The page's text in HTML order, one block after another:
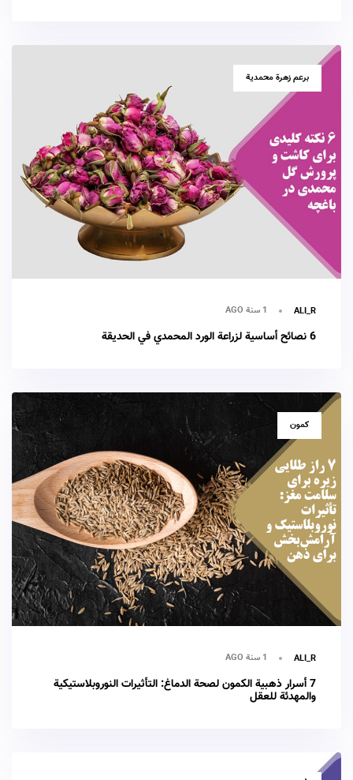
برعم زهرة محمدية
ALI_R 1 سنة AGO
6 نصائح أساسية لزراعة الورد المحمدي في الحديقة
كمون
ALI_R 1 سنة AGO
7 أسرار ذهبية الكمون لصحة الدماغ: التأثيرات النوروبلاستيكية
والمهدئة للعقل